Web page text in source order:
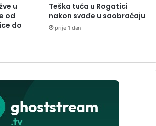
u
od
do
Teška tuča u Rogatici
nakon svađe u saobraćaju
prije 1 dan